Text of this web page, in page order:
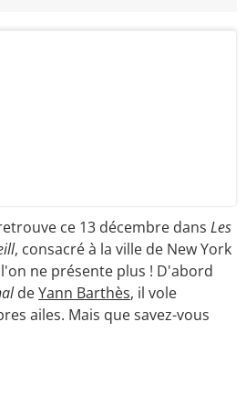
ce 13 décembre dans Les
, consacré à la ville de New York
ne présente plus ! D'abord
deYann Barthès, il vole
ailes. Mais que savez-vous